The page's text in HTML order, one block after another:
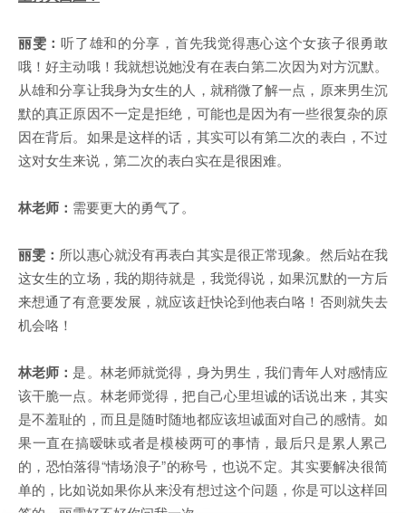
丽雯：听了雄和的分享，首先我觉得惠心这个女孩子很勇敢
哦！好主动哦！我就想说她没有在表白第二次因为对方沉默。
从雄和分享让我身为女生的人，就稍微了解一点，原来男生沉
默的真正原因不一定是拒绝，可能也是因为有一些很复杂的原
因在背后。如果是这样的话，其实可以有第二次的表白，不过
这对女生来说，第二次的表白实在是很困难。
林老师： 需要更大的勇气了。
丽雯： 所以惠心就没有再表白其实是很正常现象。然后站在我
这女生的立场，我的期待就是，我觉得说，如果沉默的一方后
来想通了有意要发展，就应该赶快论到他表白咯！否则就失去
机会咯！
林老师： 是。林老师就觉得，身为男生，我们青年人对感情应
该干脆一点。林老师觉得，把自己心里坦诚的话说出来，其实
是不羞耻的，而且是随时随地都应该坦诚面对自己的感情。如
果一直在搞暧昧或者是模棱两可的事情，最后只是累人累己
的，恐怕落得“情场浪子”的称号，也说不定。其实要解决很简
单的，比如说如果你从来没有想过这个问题，你是可以这样回